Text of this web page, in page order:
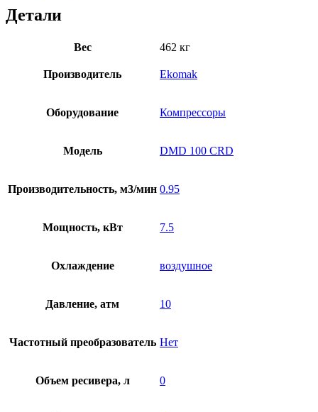
Детали
Вес 462 кг
Производитель Ekomak
Оборудование Компрессоры
Модель DMD 100 CRD
Производительность, м3/мин 0.95
Мощность, кВт 7.5
Охлаждение воздушное
Давление, атм 10
Частотный преобразователь Нет
Объем ресивера, л 0